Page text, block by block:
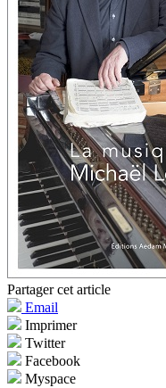
Partager cet article
Email
Imprimer
Twitter
Facebook
Myspace